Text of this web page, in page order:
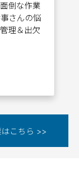
倒な作業
さんの悩
理＆出欠
こちら >>